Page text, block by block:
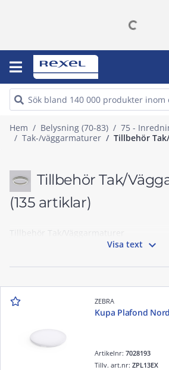
Hem Belysning (70-83)
75 -
Tak-/väggarmaturer
Tillbehör
Tillbehör Tak/
(135 artiklar)
Tillbehör Tak/Väggarmaturer
Visa text 
ZEBRA
Kupa Plafond
Artikelnr:7028193
Tillv. art.nr:ZPL13EX